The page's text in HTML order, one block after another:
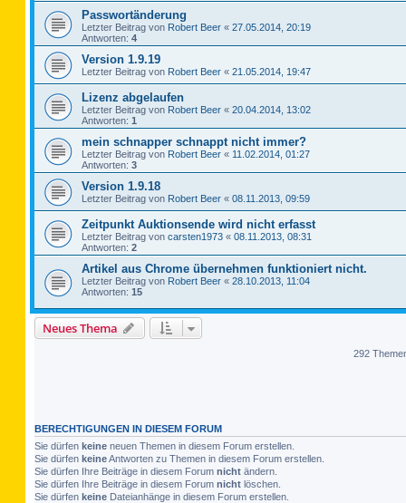
Passwortänderung
Letzter Beitrag von Robert Beer « 27.05.2014, 20:19
Antworten: 4
Version 1.9.19
Letzter Beitrag von Robert Beer « 21.05.2014, 19:47
Lizenz abgelaufen
Letzter Beitrag von Robert Beer « 20.04.2014, 13:02
Antworten: 1
mein schnapper schnappt nicht immer?
Letzter Beitrag von Robert Beer « 11.02.2014, 01:27
Antworten: 3
Version 1.9.18
Letzter Beitrag von Robert Beer « 08.11.2013, 09:59
Zeitpunkt Auktionsende wird nicht erfasst
Letzter Beitrag von carsten1973 « 08.11.2013, 08:31
Antworten: 2
Artikel aus Chrome übernehmen funktioniert nicht.
Letzter Beitrag von Robert Beer « 28.10.2013, 11:04
Antworten: 15
Neues Thema
292
BERECHTIGUNGEN IN DIESEM FORUM
Sie dürfen keine neuen Themen in diesem Forum erstellen.
Sie dürfen keineAntworten zu Themen in diesem Forum erstellen.
Sie dürfen Ihre Beiträge in diesem Forum nicht ändern.
Sie dürfen Ihre Beiträge in diesem Forum nicht löschen.
Sie dürfen keine Dateianhänge in diesem Forum erstellen.